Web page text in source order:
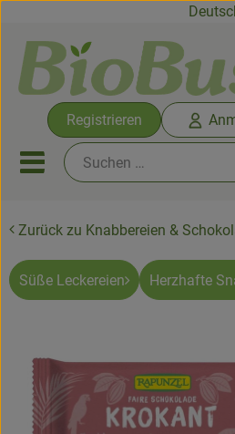
Registrieren
Mobiles Menu
Biokisten
Rezepte
Biokisten
Produkte vom Hof
Zurück zu Knabbereien &
Süße Leckereien Herzhafte